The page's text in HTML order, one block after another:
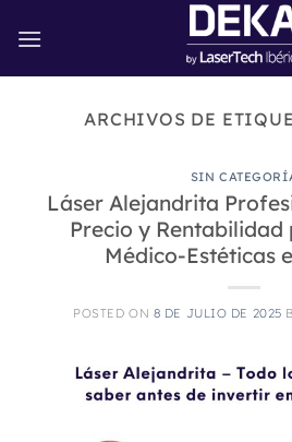
ARCHIVOS DE
SIN
Láser Alejandrita
Precio y Rentabilidad
Médico-Estéticas
POSTED ON 8 DE JULIO DE 2025